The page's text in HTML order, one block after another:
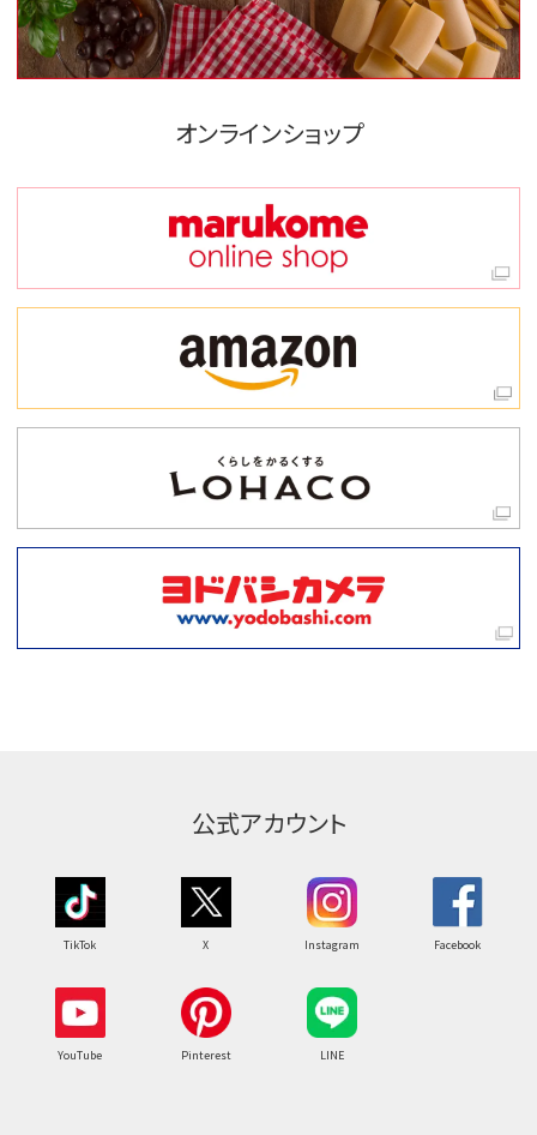
オンラインショップ
公式アカウント
TikTok X Instagram Facebook
YouTube Pinterest LINE